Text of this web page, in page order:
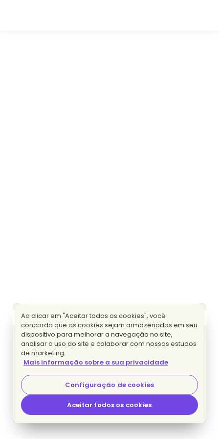
Ao clicar em "Aceitar todos os cookies", você
concorda que os cookies sejam armazenados em seu
dispositivo para melhorar a navegação no site,
analisar o uso do site e colaborar com nossos estudos
de marketing.
Mais informação sobre a sua privacidade
Configuração de cookies
Aceitar todos os cookies